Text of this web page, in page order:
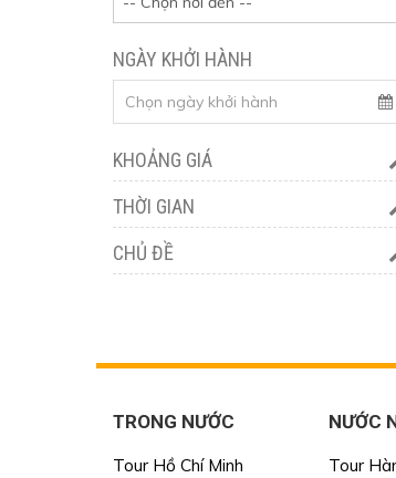
NGÀY KHỞI HÀNH
KHOẢNG GIÁ
THỜI GIAN
CHỦ ĐỀ
TRONG NƯỚC
Tour Hồ Chí Minh
NƯỚC
Tour